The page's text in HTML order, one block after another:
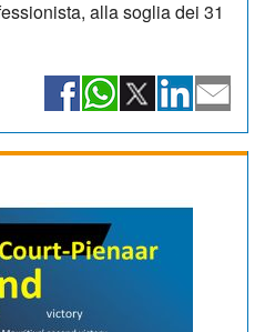
alla soglia dei 31